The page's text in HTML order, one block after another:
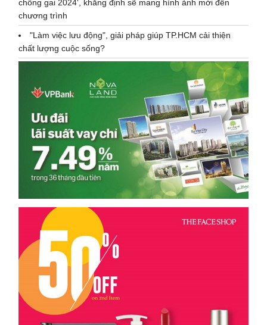
chông gai 2024', khẳng định sẽ mang hình ảnh mới đến
chương trình
"Làm việc lưu động", giải pháp giúp TP.HCM cải thiện
chất lượng cuộc sống?